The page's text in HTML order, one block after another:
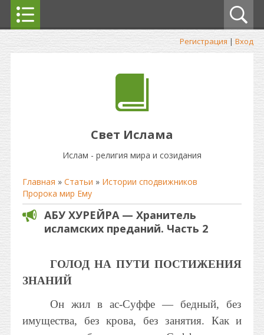
Регистрация | Вход
Свет Ислама
Ислам - религия мира и созидания
Главная » Статьи » Истории сподвижников
Пророка мир Ему
АБУ ХУРЕЙРА — Хранитель
исламских преданий. Часть 2
ГОЛОД НА ПУТИ ПОСТИЖЕНИЯ
ЗНАНИЙ
Он жил в ас-Суффе — бедный, без
имущества, без крова, без занятия. Как и